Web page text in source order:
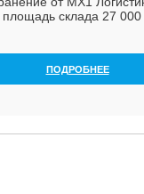
склада 27
ПОДРОБНЕЕ